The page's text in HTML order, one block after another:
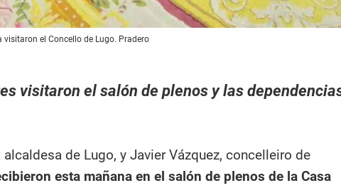
visitaron el Concello de Lugo. Pradero
visitaron el salón de plenos y las
alcaldesa de Lugo, y Javier Vázquez, concelleiro de
esta mañana en el salón de plenos de la Casa